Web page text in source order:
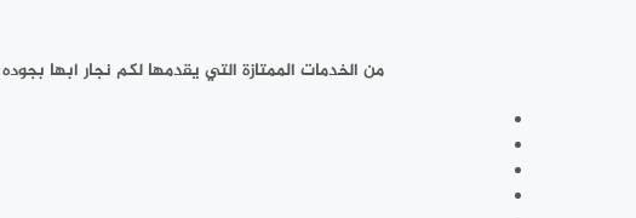
من الخدمات الممتازة التي يقدمها لكم نجار ابها